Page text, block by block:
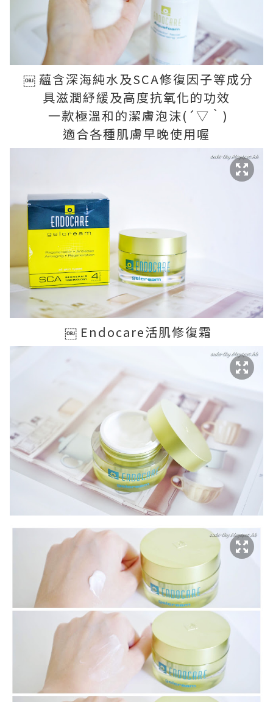
￼ 蘊含深海純水及SCA修復因子等成分
具滋潤紓緩及高度抗氧化的功效
一款極溫和的潔膚泡沫(´▽｀)
適合各種肌膚早晚使用喔
￼ Endocare活肌修復霜